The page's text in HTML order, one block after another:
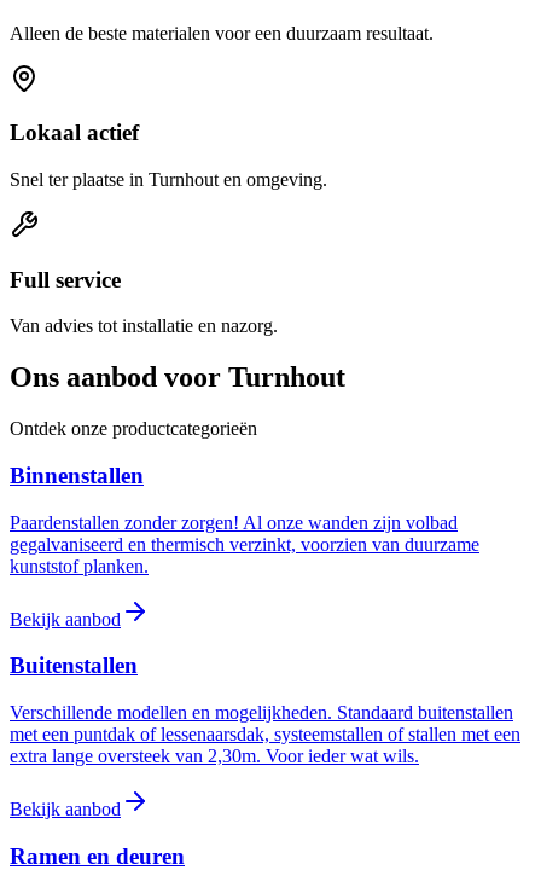
Alleen de beste materialen voor een duurzaam resultaat.
Lokaal actief
Snel ter plaatse in Turnhout en omgeving.
Full service
Van advies tot installatie en nazorg.
Ons aanbod voor Turnhout
Ontdek onze productcategorieën
Binnenstallen
Paardenstallen zonder zorgen! Al onze wanden zijn volbad
gegalvaniseerd en thermisch verzinkt, voorzien van duurzame
kunststof planken.
Bekijk aanbod
Buitenstallen
Verschillende modellen en mogelijkheden. Standaard buitenstallen
met een puntdak of lessenaarsdak, systeemstallen of stallen met een
extra lange oversteek van 2,30m. Voor ieder wat wils.
Bekijk aanbod
Ramen en deuren